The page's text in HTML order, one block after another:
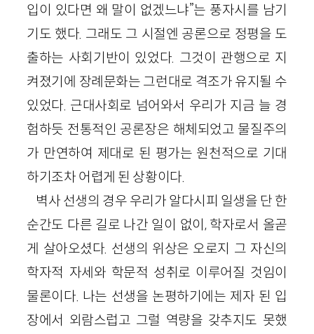
입이 있다면 왜 말이 없겠느냐”는 풍자시를 남기
기도 했다. 그래도 그 시절엔 공론으로 정평을 도
출하는 사회기반이 있었다. 그것이 관행으로 지
켜졌기에 장례문화는 그런대로 격조가 유지될 수
있었다. 근대사회로 넘어와서 우리가 지금 늘 경
험하듯 전통적인 공론장은 해체되었고 물질주의
가 만연하여 제대로 된 평가는 원천적으로 기대
하기조차 어렵게 된 상황이다.
벽사 선생의 경우 우리가 알다시피 일생을 단 한
순간도 다른 길로 나간 일이 없이, 학자로서 올곧
게 살아오셨다. 선생의 위상은 오로지 그 자신의
학자적 자세와 학문적 성취로 이루어질 것임이
물론이다. 나는 선생을 논평하기에는 제자 된 입
장에서 외람스럽고 그럴 역량을 갖추지도 못했